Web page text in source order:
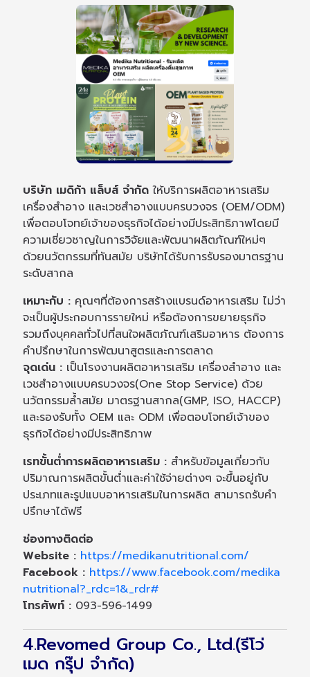
บริษัท เมดิก้า แล็บส์ จำกัดให้บริการผลิตอาหารเสริม
เครื่องสำอาง และเวชสำอางแบบครบวงจร (OEM/ODM)
เพื่อตอบโจทย์เจ้าของธุรกิจได้อย่างมีประสิทธิภาพโดยมี
ความเชี่ยวชาญในการวิจัยและพัฒนาผลิตภัณฑ์ใหม่ๆ
ด้วยนวัตกรรมที่ทันสมัย บริษัทได้รับการรับรองมาตรฐาน
ระดับสากล
เหมาะกับ : คุณๆที่ต้องการสร้างแบรนด์อาหารเสริม ไม่ว่า
จะเป็นผู้ประกอบการรายใหม่ หรือต้องการขยายธุรกิจ
รวมถึงบุคคลทั่วไปที่สนใจผลิตภัณฑ์เสริมอาหาร ต้องการ
คำปรึกษาในการพัฒนาสูตรและการตลาด
จุดเด่น : เป็นโรงงานผลิตอาหารเสริม เครื่องสำอาง และ
เวชสำอางแบบครบวงจร(One Stop Service) ด้วย
นวัตกรรมล้ำสมัย มาตรฐานสากล(GMP, ISO, HACCP)
และรองรับทั้ง OEM และ ODM เพื่อตอบโจทย์เจ้าของ
ธุรกิจได้อย่างมีประสิทธิภาพ
เรทขั้นต่ำการผลิตอาหารเสริม : สำหรับข้อมูลเกี่ยวกับ
ปริมาณการผลิตขั้นต่ำและค่าใช้จ่ายต่างๆ จะขึ้นอยู่กับ
ประเภทและรูปแบบอาหารเสริมในการผลิต สามารถรับคำ
ปรึกษาได้ฟรี
ช่องทางติดต่อ
Website : https://medikanutritional.com/
Facebook : https://www.facebook.com/medika
nutritional?_rdc=1&_rdr#
โทรศัพท์ : 093-596-1499
4.Revomed Group Co., Ltd.(รีโว่
เมด กรุ๊ป จำกัด)